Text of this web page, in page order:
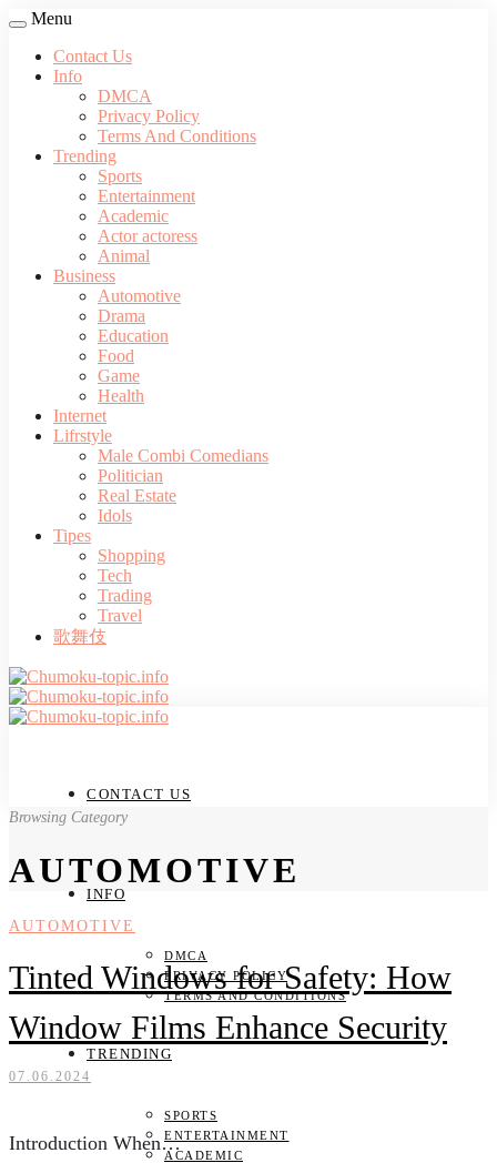
Menu
Contact Us
Info
DMCA
Privacy Policy
Terms And Conditions
Trending
Sports
Entertainment
Academic
Actor actoress
Animal
Business
Automotive
Drama
Education
Food
Game
Health
Internet
Lifrstyle
Male Combi Comedians
Politician
Real Estate
Idols
Tipes
Shopping
Tech
Trading
Travel
歌舞伎
CONTACT US
INFO
DMCA
PRIVACY POLICY
TERMS AND CONDITIONS
TRENDING
SPORTS
ENTERTAINMENT
ACADEMIC
Browsing Category
AUTOMOTIVE
AUTOMOTIVE
Tinted Windows for Safety: How
Window Films Enhance Security
07.06.2024
Introduction When…